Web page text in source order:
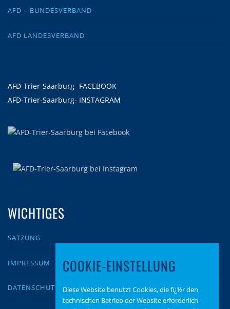
AFD – BUNDESVERBAND
AFD LANDESVERBAND
AFD-Trier-Saarburg- FACEBOOK
AFD-Trier-Saarburg- INSTAGRAM
WICHTIGES
SATZUNG
IMPRESSUM
DATENSCHUTZ
COOKIE-EINSTELLUNG
Diese Website benutzt Cookies, die fï¿½r den
technischen Betrieb der Website erforderlich